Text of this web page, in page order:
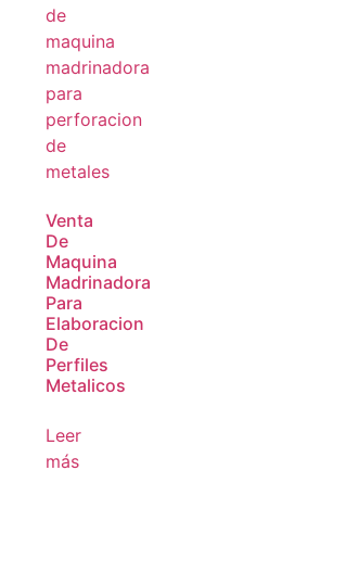
Venta
De
Maquina
Madrinadora
Para
Elaboracion
De
Perfiles
Metalicos
Leer
más